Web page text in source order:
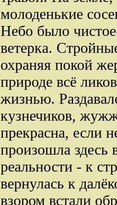
молоденькие
Небо было
ветерка.
охраняя покой
природе всё
жизнью.
кузнечиков,
прекрасна, если
произошла здесь
реальности - к
вернулась к
взором встали